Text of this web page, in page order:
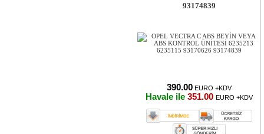
93174839
390.00 EURO +KDV
Havale ile 351.00 EURO +KDV